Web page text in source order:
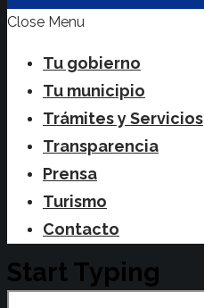
Close Menu
Tu gobierno
Tu municipio
Trámites y Servicios
Transparencia
Prensa
Turismo
Contacto
Start Typing